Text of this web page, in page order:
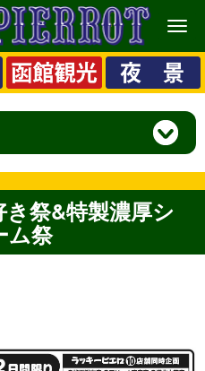
メ
ニ
ュ
ー
祭&特製濃厚シ
ム祭